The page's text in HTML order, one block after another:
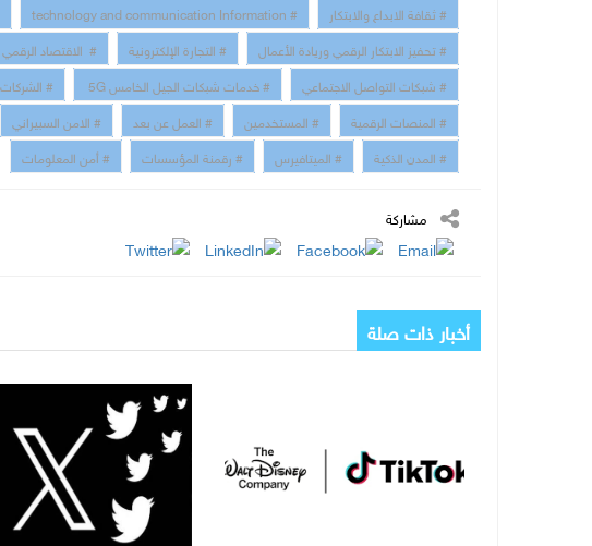
# ثقافة الابداع والابتكار
# technology and communication Information
# تحفيز الابتكار الرقمي وريادة الأعمال
# التجارة الإلكترونية # الاقتصاد الرقمي
# شبكات التواصل الاجتماعي
# خدمات شبكات الجيل الخامس 5G #
# المنصات الرقمية
# المستخدمين # العمل عن بعد # الامن السبيراني
# المدن الذكية
# الميتافيرس # رقمنة المؤسسات # أمن المعلومات
مشاركة
أخبار ذات صلة